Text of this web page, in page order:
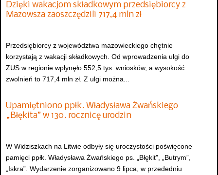
Dzięki wakacjom składkowym przedsiębiorcy z
Mazowsza zaoszczędzili 717,4 mln zł
Przedsiębiorcy z województwa mazowieckiego chętnie
korzystają z wakacji składkowych. Od wprowadzenia ulgi do
ZUS w regionie wpłynęło 552,5 tys. wniosków, a wysokość
zwolnień to 717,4 mln zł. Z ulgi można...
Upamiętniono ppłk. Władysława Żwańskiego
„Błękita” w 130. rocznicę urodzin
W Widziszkach na Litwie odbyły się uroczystości poświęcone
pamięci ppłk. Władysława Żwańskiego ps. „Błękit”, „Butrym”,
„Iskra”. Wydarzenie zorganizowano 9 lipca, w przededniu